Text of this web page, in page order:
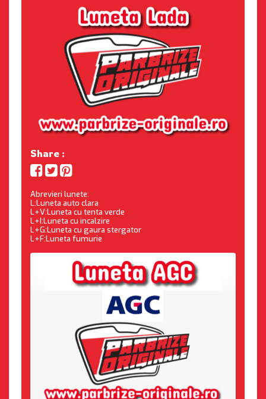
Share :
Abrevieri lunete:
L:Luneta auto clara
L+V:Luneta cu tenta verde
L+I:Luneta cu incalzire
L+G:Luneta cu gaura stergator
L+F:Luneta fumurie